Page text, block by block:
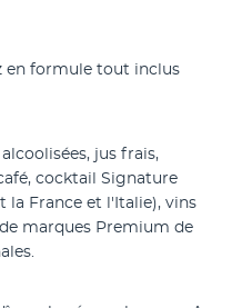
en formule tout inclus
jus frais,
cocktail Signature
la France et l'Italie), vins
marques Premium de